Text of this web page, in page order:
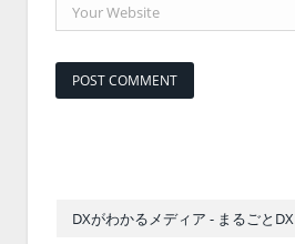
DXがわかるメディア - まるごとDX